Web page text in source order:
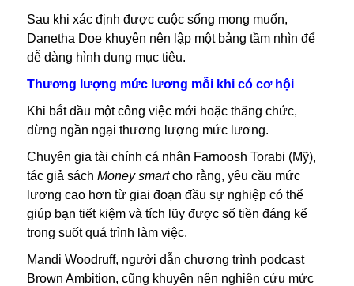
Sau khi xác định được cuộc sống mong muốn,
Danetha Doe khuyên nên lập một bảng tầm nhìn để
dễ dàng hình dung mục tiêu.
Thương lượng mức lương mỗi khi có cơ hội
Khi bắt đầu một công việc mới hoặc thăng chức,
đừng ngần ngại thương lượng mức lương.
Chuyên gia tài chính cá nhân Farnoosh Torabi (Mỹ),
tác giả sách Money smartcho rằng, yêu cầu mức
lương cao hơn từ giai đoạn đầu sự nghiệp có thể
giúp bạn tiết kiệm và tích lũy được số tiền đáng kể
trong suốt quá trình làm việc.
Mandi Woodruff, người dẫn chương trình podcast
Brown Ambition, cũng khuyên nên nghiên cứu mức